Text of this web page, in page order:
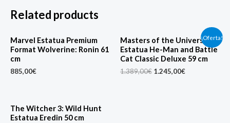
Related products
Marvel Estatua Premium
Format Wolverine: Ronin 61
cm
885,00€
¡Oferta!
Masters of the Universe
Estatua He-Man and Battle
Cat Classic Deluxe 59 cm
1.389,00€
price
was:
1.389,00€.
1.245,00€
Current
price
is:
1.245,00€.
The Witcher 3: Wild Hunt
Estatua Eredin 50 cm